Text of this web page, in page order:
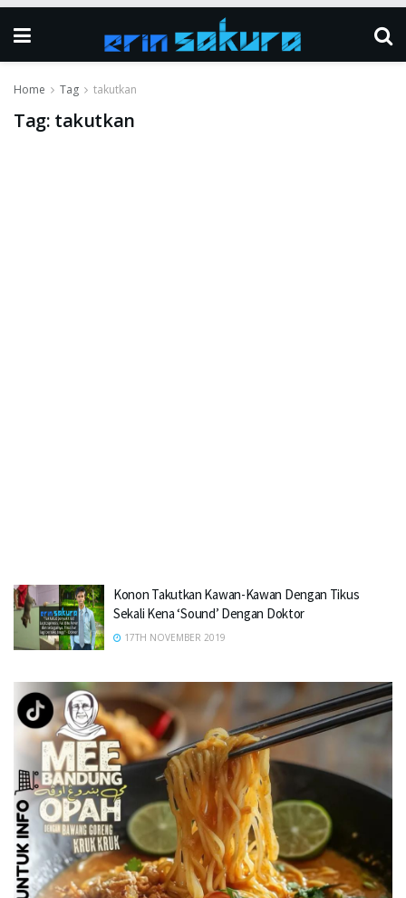
Home Tag takutkan
Tag: takutkan
Konon Takutkan Kawan-Kawan Dengan Tikus
Sekali Kena ‘Sound’ Dengan Doktor
17TH NOVEMBER 2019